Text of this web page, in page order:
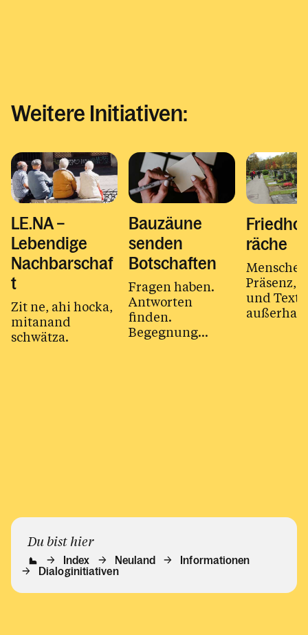
Weitere Initiativen:
LE.NA –
Lebendige
Nachbarschaf
t
Zit ne, ahi hocka,
mitanand
schwätza.
Bauzäune
senden
Botschaften
Fragen haben.
Antworten
finden.
Begegnung
räche
Präsenz,
und
Du bist hier
Index Neuland
Informationen
Dialoginitiativen